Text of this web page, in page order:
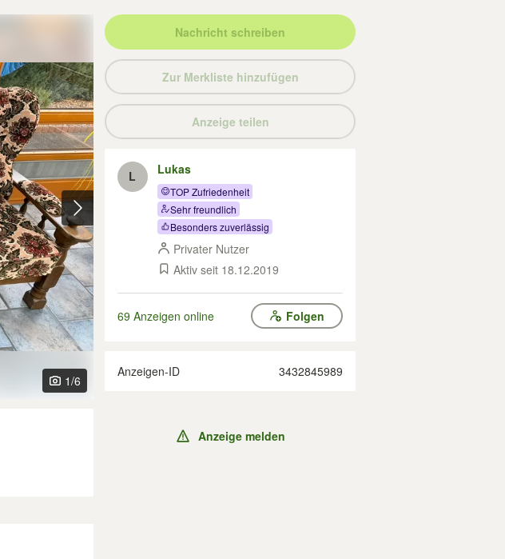
1/6
Nachricht schreiben
Zur Merkliste hinzufügen
Anzeige teilen
L Lukas
TOP Zufriedenheit
Sehr freundlich
Besonders zuverlässig
Privater Nutzer
Aktiv seit 18.12.2019
69 Anzeigen online Folgen
Anzeigen-ID 3432845989
Anzeige melden